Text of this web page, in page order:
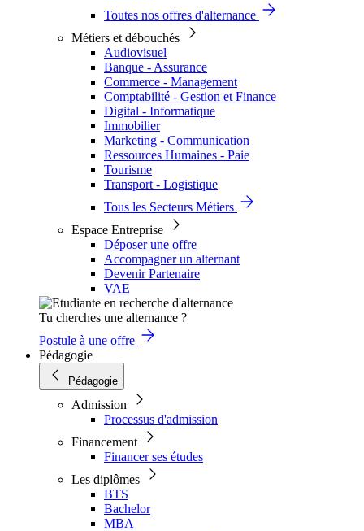
Toutes nos offres d'alternance
Métiers et débouchés
Audiovisuel
Banque - Assurance
Commerce - Management
Comptabilité - Gestion et Finance
Digital - Informatique
Immobilier
Marketing - Communication
Ressources Humaines - Paie
Tourisme
Transport - Logistique
Tous les Secteurs Métiers
Espace Entreprise
Déposer une offre
Accompagner un alternant
Devenir Partenaire
VAE
Tu cherches une alternance ?
Postule à une offre
Pédagogie
Pédagogie
Admission
Processus d'admission
Financement
Financer ses études
Les diplômes
BTS
Bachelor
MBA